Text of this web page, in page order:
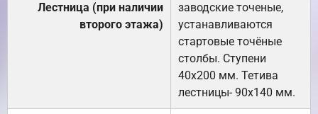
Лестница (при наличии
второго этажа)
заводские точеные,
устанавливаются
стартовые точёные
столбы. Ступени
40х200 мм. Тетива
лестницы- 90х140 мм.